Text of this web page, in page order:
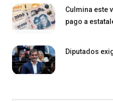
Culmina este
pago a
Diputados